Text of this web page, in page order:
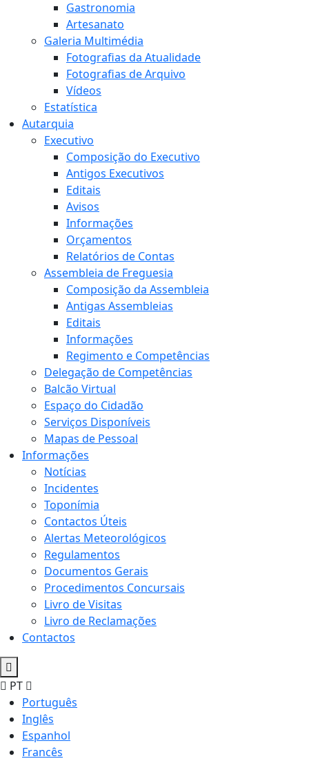
Gastronomia
Artesanato
Galeria Multimédia
Fotografias da Atualidade
Fotografias de Arquivo
Vídeos
Estatística
Autarquia
Executivo
Composição do Executivo
Antigos Executivos
Editais
Avisos
Informações
Orçamentos
Relatórios de Contas
Assembleia de Freguesia
Composição da Assembleia
Antigas Assembleias
Editais
Informações
Regimento e Competências
Delegação de Competências
Balcão Virtual
Espaço do Cidadão
Serviços Disponíveis
Mapas de Pessoal
Informações
Notícias
Incidentes
Toponímia
Contactos Úteis
Alertas Meteorológicos
Regulamentos
Documentos Gerais
Procedimentos Concursais
Livro de Visitas
Livro de Reclamações
Contactos
PT
Português
Inglês
Espanhol
Francês